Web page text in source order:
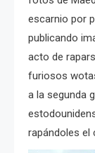
escarnio por
publicando
acto de
furiosos
a la segunda
rapándoles el